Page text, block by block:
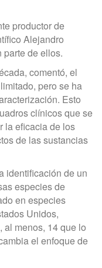
productor de
Alejandro
de ellos.
comentó, el
pero se ha
Esto
clínicos que se
la eficacia de los
de las sustancias
identificación de un
especies de
en especies
Unidos,
al menos, 14 que lo
el enfoque de